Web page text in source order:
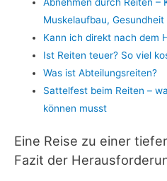
Muskelaufbau, Gesundheit
Kann ich direkt nach dem
Ist Reiten teuer? So viel
Was ist Abteilungsreiten?
Sattelfest beim Reiten –
können musst
Eine Reise zu einer
Fazit der